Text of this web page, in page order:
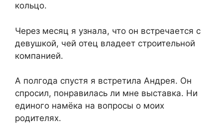
кольцо.
Через месяц я узнала, что он встречается с
девушкой, чей отец владеет строительной
компанией.
А полгода спустя я встретила Андрея. Он
спросил, понравилась ли мне выставка. Ни
единого намёка на вопросы о моих
родителях.